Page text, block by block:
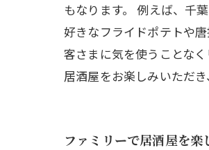
もなります。 例えば、千
好きなフライドポテトや
客さまに気を使うことな
居酒屋をお楽しみいただ
ファミリーで居酒屋を